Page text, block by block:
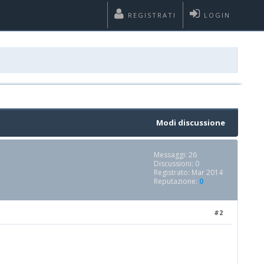
LOGIN
REGISTRATI
Modi discussione
Messaggi: 26
Discussioni: 0
Registrato: Mar 2014
Reputazione: 0
#2